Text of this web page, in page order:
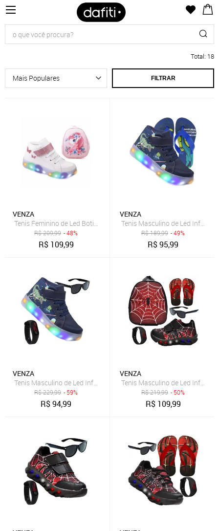
Total: 18
FILTRAR
VENZA
Tenis Feminino de Led Botinha Borboleta Glitter Calce Facil +
R$209,99 - 48%
R$ 109,99
VENZA
Tenis Masculino de Led Infantil
R$189,99 - 49%
R$95,99
VENZA
Tenis Masculino de Led Infantil Botinha Dinossauro Calce Facil
R$229,99 - 59%
R$94,99
VENZA
Tenis Masculino de Led Infantil
R$219,99 - 50%
R$ 109,99